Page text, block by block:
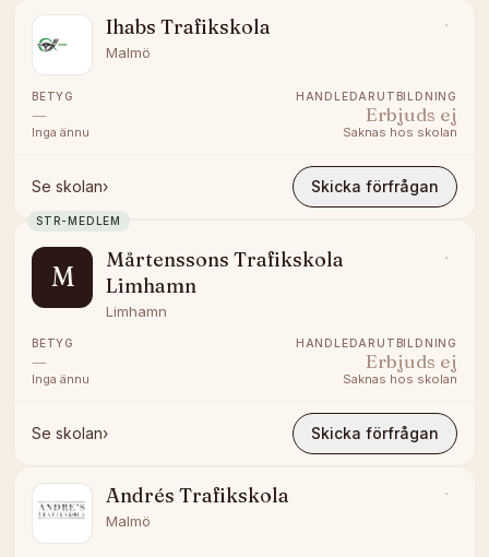
Ihabs Trafikskola
Malmö
BETYG
—
Inga ännu
HANDLEDARUTBILDNING
Erbjuds ej
Saknas hos skolan
Se skolan› Skicka förfrågan
STR-MEDLEM
M
Mårtenssons Trafikskola
Limhamn
Limhamn
BETYG
—
Inga ännu
HANDLEDARUTBILDNING
Erbjuds ej
Saknas hos skolan
Se skolan› Skicka förfrågan
Andrés Trafikskola
Malmö